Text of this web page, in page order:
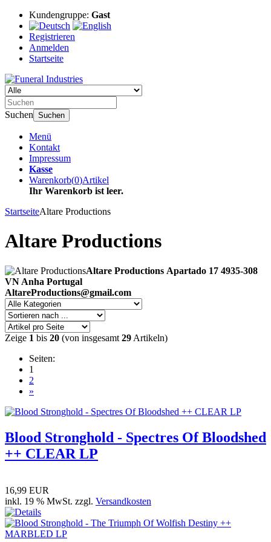
Kundengruppe: Gast
Registrieren
Anmelden
Startseite
Suchen Suchen
Menü
Kontakt
Impressum
Kasse
Warenkorb(0)Artikel
Ihr Warenkorb ist leer.
StartseiteAltare Productions
Altare Productions
Altare Productions Apartado 17 4935-308
VN Anha Portugal
AltareProductions@gmail.com
Zeige 1 bis 20 (von insgesamt 29 Artikeln)
Seiten:
1
2
»
Blood Stronghold - Spectres Of Bloodshed
++ CLEAR LP
16,99 EUR
inkl. 19 % MwSt. zzgl. Versandkosten